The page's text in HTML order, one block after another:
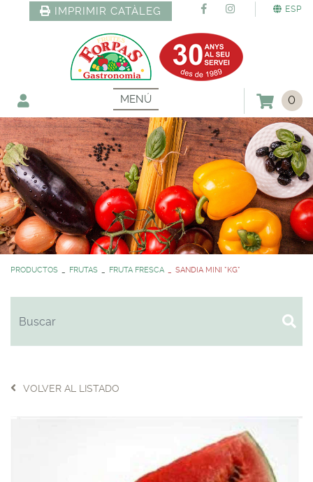
ESP
IMPRIMIR CATÀLEG
MENÚ 0
PRODUCTOS FRUTAS FRUTA FRESCA SANDIA MINI *KG*
VOLVER AL LISTADO